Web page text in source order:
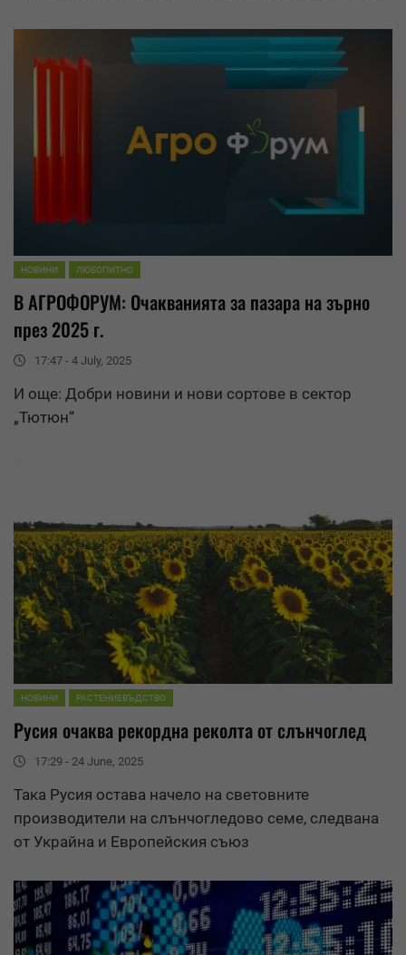
НОВИНИ ЛЮБОПИТНО
В АГРОФОРУМ: Очакванията за пазара на зърно
през 2025 г.
17:47 - 4 July, 2025
И още: Добри новини и нови сортове в сектор
„Тютюн“
НОВИНИ РАСТЕНИЕВЪДСТВО
Русия очаква рекордна реколта от слънчоглед
17:29 - 24 June, 2025
Така Русия остава начело на световните
производители на слънчогледово семе, следвана
от Украйна и Европейския съюз